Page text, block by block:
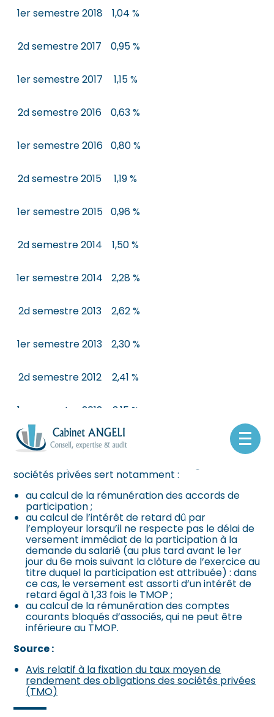
Aller
au
1er semestre 2018 1,04 %
2d semestre 2017 0,95 %
1er semestre 2017 1,15 %
2d semestre 2016 0,63 %
1er semestre 2016 0,80 %
2d semestre 2015 1,19 %
1er semestre 2015 0,96 %
2d semestre 2014 1,50 %
1er semestre 2014 2,28 %
2d semestre 2013 2,62 %
1er semestre 2013 2,30 %
2d semestre 2012 2,41 %
1er semestre 2012 3,15 %
sociétés privées sert notamment :
au calcul de la rémunération des accords de
participation ;
au calcul de l’intérêt de retard dû par
l’employeur lorsqu’il ne respecte pas le délai de
versement immédiat de la participation à la
demande du salarié (au plus tard avant le 1er
jour du 6e mois suivant la clôture de l’exercice au
titre duquel la participation est attribuée) : dans
ce cas, le versement est assorti d’un intérêt de
retard égal à 1,33 fois le TMOP ;
au calcul de la rémunération des comptes
courants bloqués d’associés, qui ne peut être
inférieure au TMOP.
Source :
Avis relatif à la fixation du taux moyen de
rendement des obligations des sociétés privées
(TMO)